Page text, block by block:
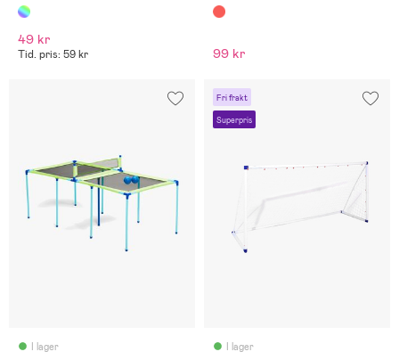
49 kr
Tid. pris: 59 kr 99 kr
I lager
Fri frakt
Superpris
I lager